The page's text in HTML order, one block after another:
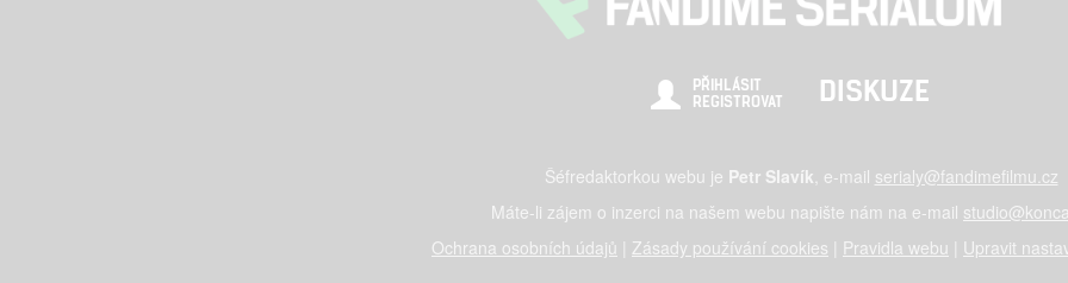
PŘIHLÁSIT
REGISTROVAT
DISKUZE
Šéfredaktorkou webu je Petr Slavík, e-mail serialy@fandimefilmu.cz
Máte-li zájem o inzerci na našem webu napište nám na e-mail
Ochrana osobních údajů
Zásady používání cookies Pravidla webu Upravit